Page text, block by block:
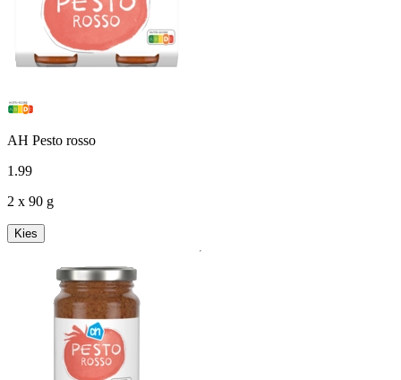
AH Pesto rosso
1 .99
2 x 90 g
Kies